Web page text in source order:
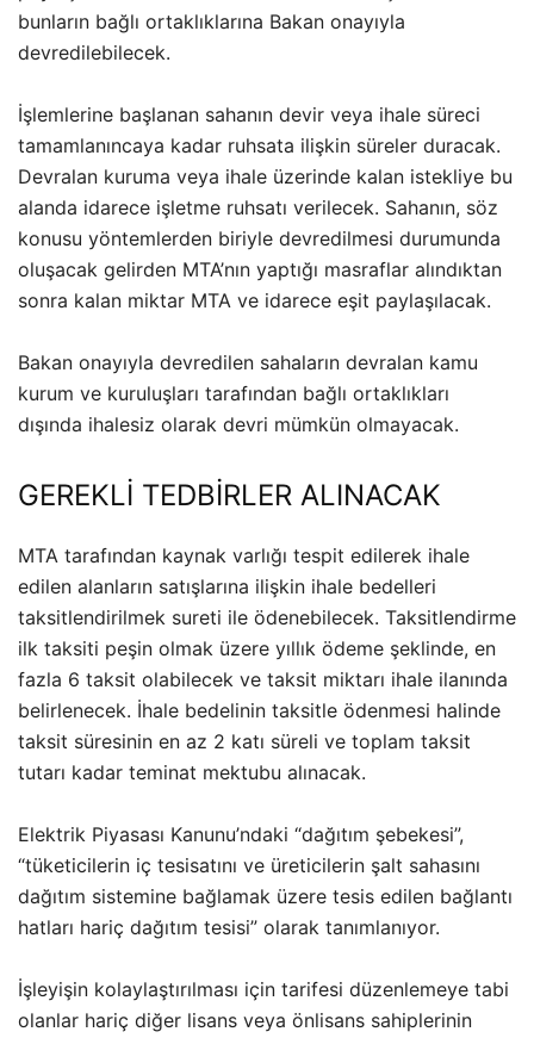
bunların bağlı ortaklıklarına Bakan onayıyla
devredilebilecek.
İşlemlerine başlanan sahanın devir veya ihale süreci
tamamlanıncaya kadar ruhsata ilişkin süreler duracak.
Devralan kuruma veya ihale üzerinde kalan istekliye bu
alanda idarece işletme ruhsatı verilecek. Sahanın, söz
konusu yöntemlerden biriyle devredilmesi durumunda
oluşacak gelirden MTA’nın yaptığı masraflar alındıktan
sonra kalan miktar MTA ve idarece eşit paylaşılacak.
Bakan onayıyla devredilen sahaların devralan kamu
kurum ve kuruluşları tarafından bağlı ortaklıkları
dışında ihalesiz olarak devri mümkün olmayacak.
GEREKLİ TEDBİRLER ALINACAK
MTA tarafından kaynak varlığı tespit edilerek ihale
edilen alanların satışlarına ilişkin ihale bedelleri
taksitlendirilmek sureti ile ödenebilecek. Taksitlendirme
ilk taksiti peşin olmak üzere yıllık ödeme şeklinde, en
fazla 6 taksit olabilecek ve taksit miktarı ihale ilanında
belirlenecek. İhale bedelinin taksitle ödenmesi halinde
taksit süresinin en az 2 katı süreli ve toplam taksit
tutarı kadar teminat mektubu alınacak.
Elektrik Piyasası Kanunu’ndaki “dağıtım şebekesi”,
“tüketicilerin iç tesisatını ve üreticilerin şalt sahasını
dağıtım sistemine bağlamak üzere tesis edilen bağlantı
hatları hariç dağıtım tesisi” olarak tanımlanıyor.
İşleyişin kolaylaştırılması için tarifesi düzenlemeye tabi
olanlar hariç diğer lisans veya önlisans sahiplerinin